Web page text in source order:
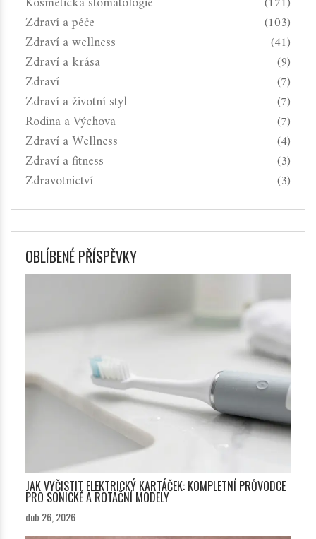
Zdraví a péče (103)
Zdraví a wellness (41)
Zdraví a krása (9)
Zdraví (7)
Zdraví a životní styl (7)
Rodina a Výchova (7)
Zdraví a Wellness (4)
Zdraví a fitness (3)
Zdravotnictví (3)
OBLÍBENÉ PŘÍSPĚVKY
JAK VYČISTIT ELEKTRICKÝ KARTÁČEK: KOMPLETNÍ PRŮVODCE
PRO SONICKÉ A ROTAČNÍ MODELY
dub 26, 2026